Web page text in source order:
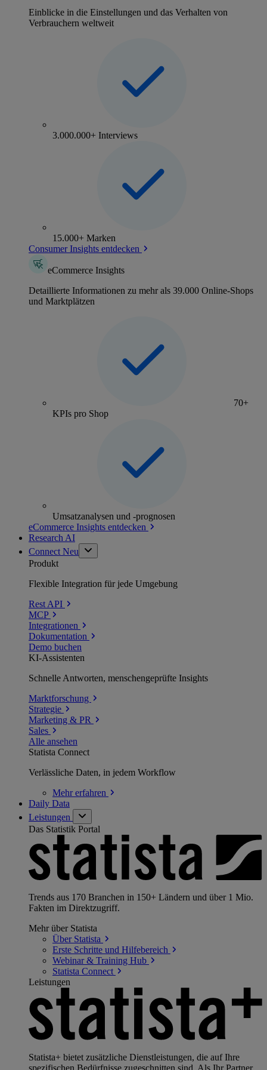
Einblicke in die Einstellungen und das Verhalten von
Verbrauchern weltweit
3.000.000+ Interviews
15.000+ Marken
Consumer Insights entdecken
eCommerce Insights
Detaillierte Informationen zu mehr als 39.000 Online-Shops
und Marktplätzen
70+
KPIs pro Shop
Umsatzanalysen und -prognosen
eCommerce Insights entdecken
Research AI
Connect Neu
Produkt
Flexible Integration für jede Umgebung
Rest API
MCP
Integrationen
Dokumentation
Demo buchen
KI-Assistenten
Schnelle Antworten, menschengeprüfte Insights
Marktforschung
Strategie
Marketing & PR
Sales
Alle ansehen
Statista Connect
Verlässliche Daten, in jedem Workflow
Mehrerfahren
Daily Data
Leistungen
Das Statistik Portal
Trends aus 170 Branchen in 150+ Ländern und über 1 Mio.
Fakten im Direktzugriff.
Mehr über Statista
Über Statista
Erste Schritte und Hilfebereich
Webinar & Training Hub
Statista Connect
Leistungen
Statista+ bietet zusätzliche Dienstleistungen, die auf Ihre
spezifischen Bedürfnisse zugeschnitten sind. Als Ihr Partner